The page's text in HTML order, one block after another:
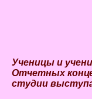
Ученицы и
Отчетных
студии